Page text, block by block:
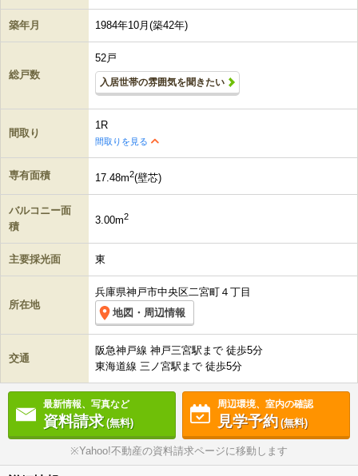
築年月 1984年10月(築42年)
総戸数
52戸
入居世帯の雰囲気を聞きたい
間取り
1R
間取りを見る
専有面積 17.48m2(壁芯)
バルコニー面
積
3.00m2
主要採光面 東
所在地
兵庫県神戸市中央区二宮町４丁目
地図・周辺情報
交通
阪急神戸線 神戸三宮駅まで 徒歩5分
東海道線 三ノ宮駅まで 徒歩5分
最新情報、写真など
資料請求 (無料)
周辺環境、室内の確認
見学予約 (無料)
※Yahoo!不動産の資料請求ページに移動します